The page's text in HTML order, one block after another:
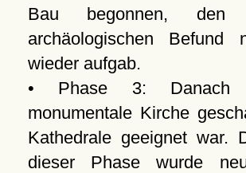
Bau begonnen,
archäologischen Befund
wieder aufgab.
• Phase 3: Danach
monumentale Kirche
Kathedrale geeignet war.
dieser Phase wurde